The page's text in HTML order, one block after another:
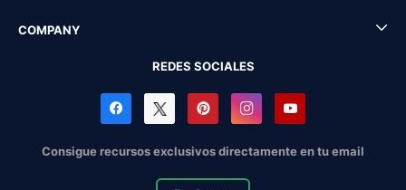
COMPANY
REDES SOCIALES
Consigue recursos exclusivos directamente en tu email